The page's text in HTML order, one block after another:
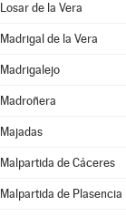
Losar de la Vera
Madrigal de la Vera
Madrigalejo
Madroñera
Majadas
Malpartida de Cáceres
Malpartida de Plasencia